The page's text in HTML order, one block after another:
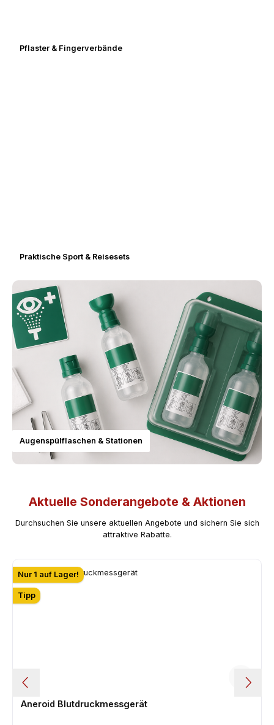
Pflaster & Fingerverbände
Praktische Sport & Reisesets
Augenspülflaschen & Stationen
Aktuelle Sonderangebote & Aktionen
Durchsuchen Sie unsere aktuellen Angebote und sichern Sie sich
attraktive Rabatte.
Nur 1 auf Lager!
Tipp
Aneroid Blutdruckmessgerät